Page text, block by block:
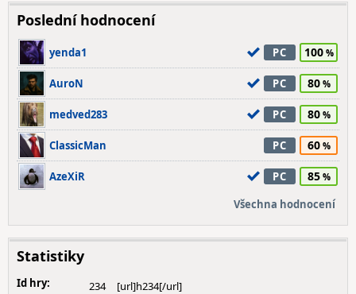
Poslední hodnocení
yenda1 PC 100
AuroN PC 80
medved283 PC 80
ClassicMan PC 60
AzeXiR PC 85
Všechna hodnocení
Statistiky
Id hry:
234